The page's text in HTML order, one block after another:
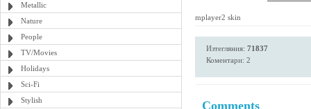
Metallic
Nature
People
TV/Movies
Holidays
Sci-Fi
Stylish
mplayer2 skin
Изтегляния: 71837
Коментари: 2
Comments